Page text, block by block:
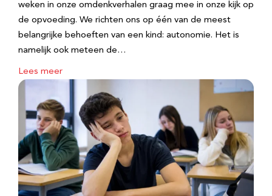
weken in onze omdenkverhalen graag mee in onze kijk op
de opvoeding. We richten ons op één van de meest
belangrijke behoeften van een kind: autonomie. Het is
namelijk ook meteen de…
Lees meer